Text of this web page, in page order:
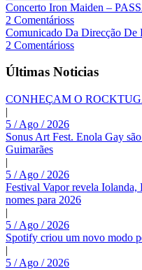
Concerto Iron Maiden –
2 Comentárioss
Comunicado Da Direcção De
2 Comentárioss
Últimas Noticias
CONHEÇAM O
|
5 / Ago / 2026
Sonus Art Fest. Enola Gay
Guimarães
|
5 / Ago / 2026
Festival Vapor revela
nomes para 2026
|
5 / Ago / 2026
Spotify criou um novo modo
|
5 / Ago / 2026